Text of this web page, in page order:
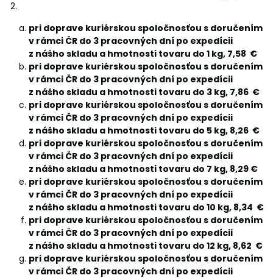
pri doprave kuriérskou spoločnosťou s doručením
v rámci ČR do 3 pracovných dní po expedícii
z nášho skladu a hmotnosti tovaru do 1 kg, 7,58 €
pri doprave kuriérskou spoločnosťou s doručením
v rámci ČR do 3 pracovných dní po expedícii
z nášho skladu a hmotnosti tovaru do 3 kg, 7,86 €
pri doprave kuriérskou spoločnosťou s doručením
v rámci ČR do 3 pracovných dní po expedícii
z nášho skladu a hmotnosti tovaru do 5 kg, 8,26 €
pri doprave kuriérskou spoločnosťou s doručením
v rámci ČR do 3 pracovných dní po expedícii
z nášho skladu a hmotnosti tovaru do 7 kg, 8,29 €
pri doprave kuriérskou spoločnosťou s doručením
v rámci ČR do 3 pracovných dní po expedícii
z nášho skladu a hmotnosti tovaru do 10 kg, 8,34 €
pri doprave kuriérskou spoločnosťou s doručením
v rámci ČR do 3 pracovných dní po expedícii
z nášho skladu a hmotnosti tovaru do 12 kg, 8,62 €
pri doprave kuriérskou spoločnosťou s doručením
v rámci ČR do 3 pracovných dní po expedícii